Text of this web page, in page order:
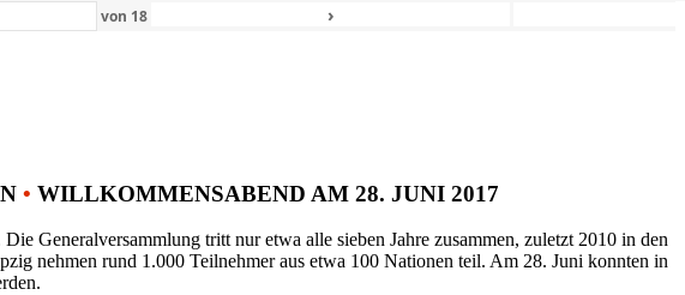
von 18 ›
• WILLKOMMENSABEND AM 28. JUNI 2017
Generalversammlung tritt nur etwa alle sieben Jahre zusammen, zuletzt 2010 in den
nehmen rund 1.000 Teilnehmer aus etwa 100 Nationen teil. Am 28. Juni konnten in